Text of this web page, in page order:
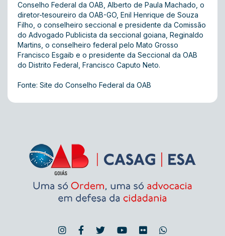
Conselho Federal da OAB, Alberto de Paula Machado, o
diretor-tesoureiro da OAB-GO, Enil Henrique de Souza
Filho, o conselheiro seccional e presidente da Comissão
do Advogado Publicista da seccional goiana, Reginaldo
Martins, o conselheiro federal pelo Mato Grosso
Francisco Esgaib e o presidente da Seccional da OAB
do Distrito Federal, Francisco Caputo Neto.
Fonte: Site do Conselho Federal da OAB